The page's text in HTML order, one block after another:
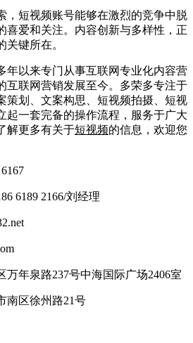
短视频账号能够在激烈的竞争中脱
喜爱和关注。内容创新与多样性，正
关键所在。
以来专门从事互联网专业化内容营
互联网营销发展至今。多荣多专注于
策划、文案构思、短视频拍摄、短视
起一套完备的操作流程，服务于广大
解更多有关于短视频的信息，欢迎您
6189 2166/刘经理
年泉路237号中海国际广场2406室
区徐州路21号